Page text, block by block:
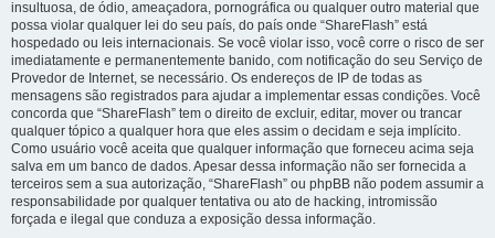
insultuosa, de ódio, ameaçadora, pornográfica ou qualquer outro material que
possa violar qualquer lei do seu país, do país onde “ShareFlash” está
hospedado ou leis internacionais. Se você violar isso, você corre o risco de ser
imediatamente e permanentemente banido, com notificação do seu Serviço de
Provedor de Internet, se necessário. Os endereços de IP de todas as
mensagens são registrados para ajudar a implementar essas condições. Você
concorda que “ShareFlash” tem o direito de excluir, editar, mover ou trancar
qualquer tópico a qualquer hora que eles assim o decidam e seja implícito.
Como usuário você aceita que qualquer informação que forneceu acima seja
salva em um banco de dados. Apesar dessa informação não ser fornecida a
terceiros sem a sua autorização, “ShareFlash” ou phpBB não podem assumir a
responsabilidade por qualquer tentativa ou ato de hacking, intromissão
forçada e ilegal que conduza a exposição dessa informação.